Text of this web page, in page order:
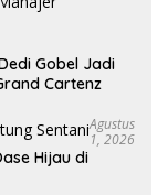
Gobel Jadi
Cartenz
Agustus
1, 2026
Hijau di